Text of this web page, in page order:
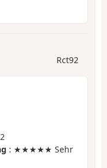
Rct92
: ★★★★★ Sehr